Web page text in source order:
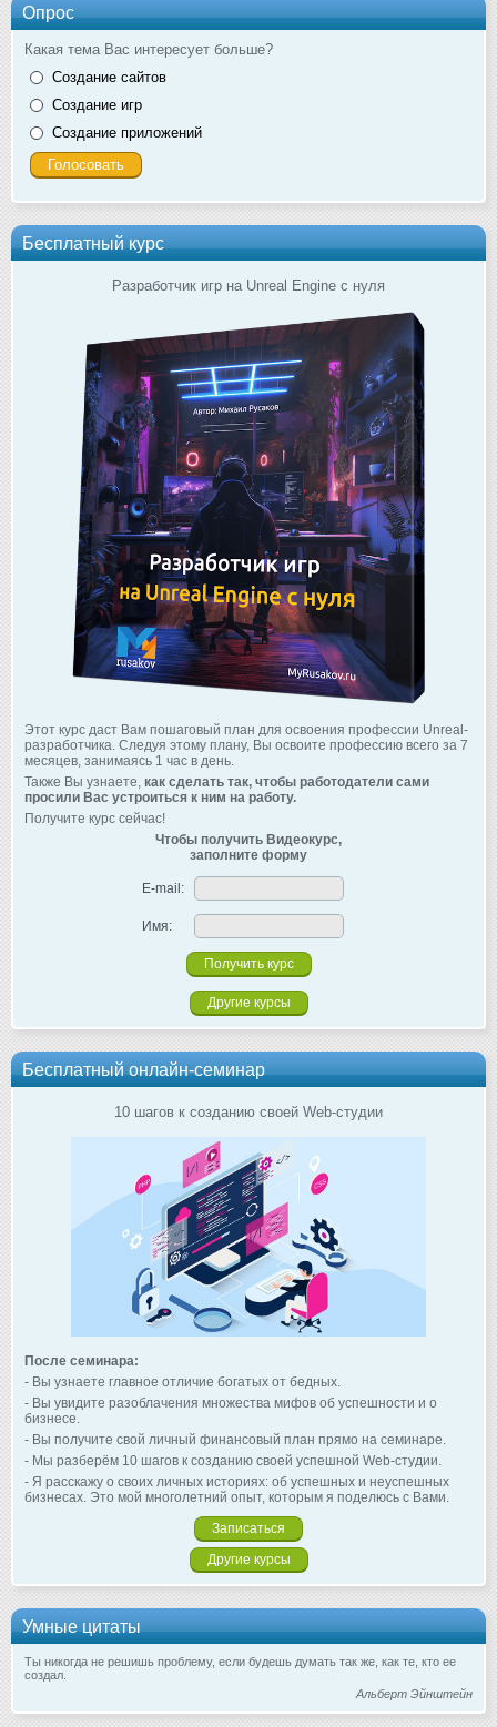
Опрос
Какая тема Вас интересует больше?
Создание сайтов
Создание игр
Создание приложений
Бесплатный курс
Разработчик игр на Unreal Engine с нуля
Этот курс даст Вам пошаговый план для освоения профессии Unreal-
разработчика. Следуя этому плану, Вы освоите профессию всего за 7
месяцев, занимаясь 1 час в день.
Также Вы узнаете, как сделать так, чтобы работодатели сами
просили Вас устроиться к ним на работу.
Получите курс сейчас!
Чтобы получить Видеокурс,
заполните форму
E-mail:
Имя:
Другие курсы
Бесплатный онлайн-семинар
10 шагов к созданию своей Web-студии
После семинара:
- Вы узнаете главное отличие богатых от бедных.
- Вы увидите разоблачения множества мифов об успешности и о
бизнесе.
- Вы получите свой личный финансовый план прямо на семинаре.
- Мы разберём 10 шагов к созданию своей успешной Web-студии.
- Я расскажу о своих личных историях: об успешных и неуспешных
бизнесах. Это мой многолетний опыт, которым я поделюсь с Вами.
Записаться
Другие курсы
Умные цитаты
Ты никогда не решишь проблему, если будешь думать так же, как те, кто ее
создал.
Альберт Эйнштейн